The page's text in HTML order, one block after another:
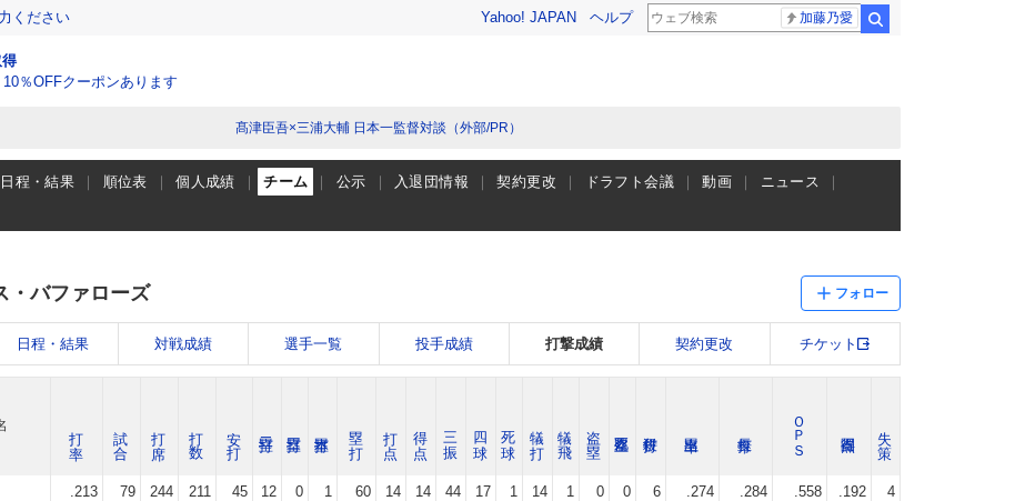
ください Yahoo! JAPAN ヘルプ 加藤乃愛
10％OFFクーポンあります
髙津臣吾×三浦大輔 日本一監督対談（外部/PR）
日程・結果 順位表 個人成績 チーム 公示 入退団情報 契約更改 ドラフト会議 動画
ニュース
・バファローズ フォロー
日程・結果 対戦成績 選手一覧 投手成績 打撃成績 契約更改 チケット
ＯＰＳ
.213 79 244 211 45 12 0 1 60 14 14 44 17 1 14 1 0 0 6 .274 .284 .558 .192 4